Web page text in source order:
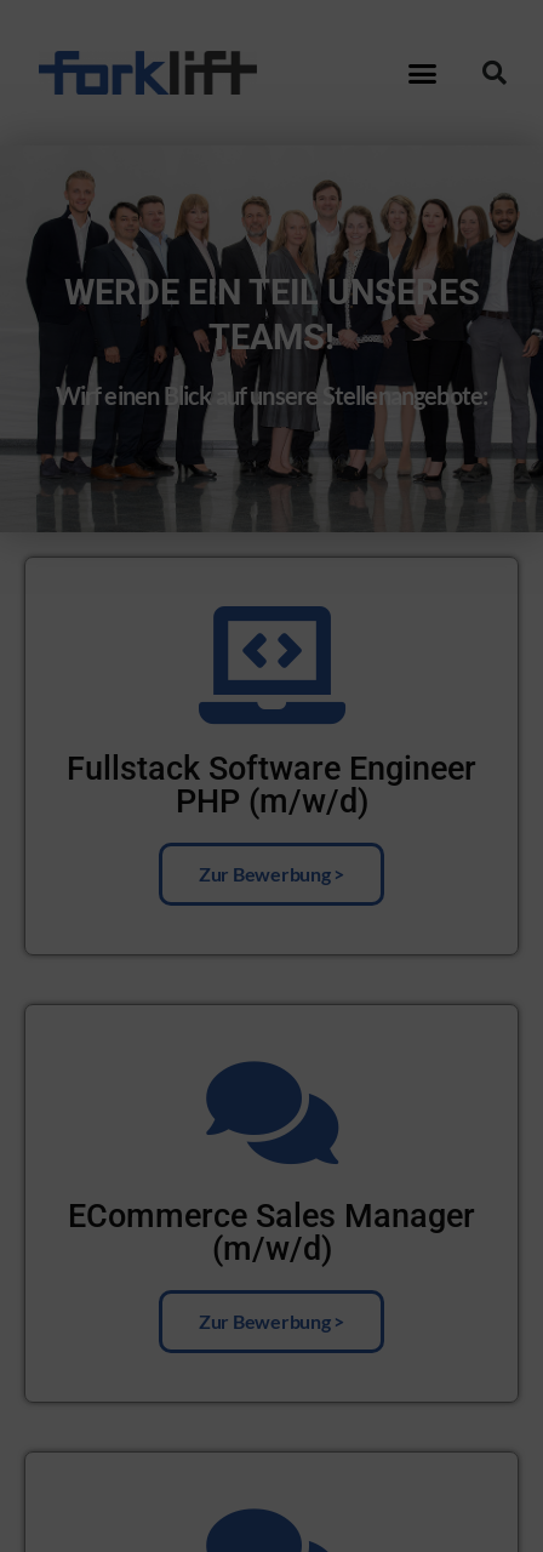
WERDE EIN TEIL UNSERES
TEAMS!
Wirf einen Blick auf unsere Stellenangebote:
Fullstack Software Engineer
PHP (m/w/d)
Zur Bewerbung >
ECommerce Sales Manager
(m/w/d)
Zur Bewerbung >